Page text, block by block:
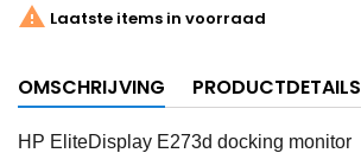
 Laatste items in voorraad
OMSCHRIJVING PRODUCTDETAILS
HP EliteDisplay E273d docking monitor